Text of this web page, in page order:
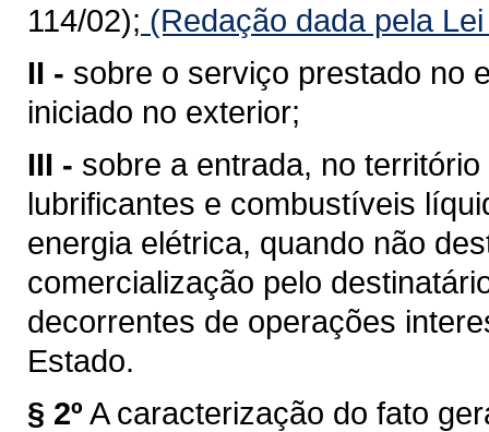
114/02); (Redação dada pela
II - sobre o serviço prestado no
iniciado no exterior;
III - sobre a entrada, no
lubrificantes e combustíveis
energia elétrica, quando não
comercialização pelo
decorrentes de operações
Estado.
§ 2º A caracterização do fato